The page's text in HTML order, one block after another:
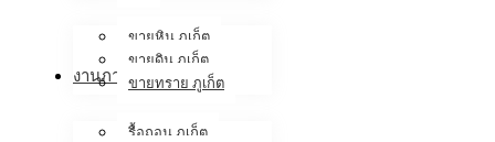
ขายหิน ภูเก็ต
ขายดิน ภูเก็ต
ขายทราย ภูเก็ต
งานภาคสนาม
รื้อถอน ภูเก็ต